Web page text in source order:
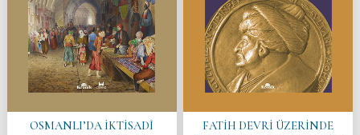
OSMANLI’DA İKTİSADÎ
FATİH DEVRİ ÜZERİNDE